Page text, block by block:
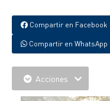
Compartir en Facebook
Compartir en WhatsApp
Acciones